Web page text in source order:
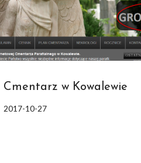
Cmentarz w Kowalewie
2017-10-27